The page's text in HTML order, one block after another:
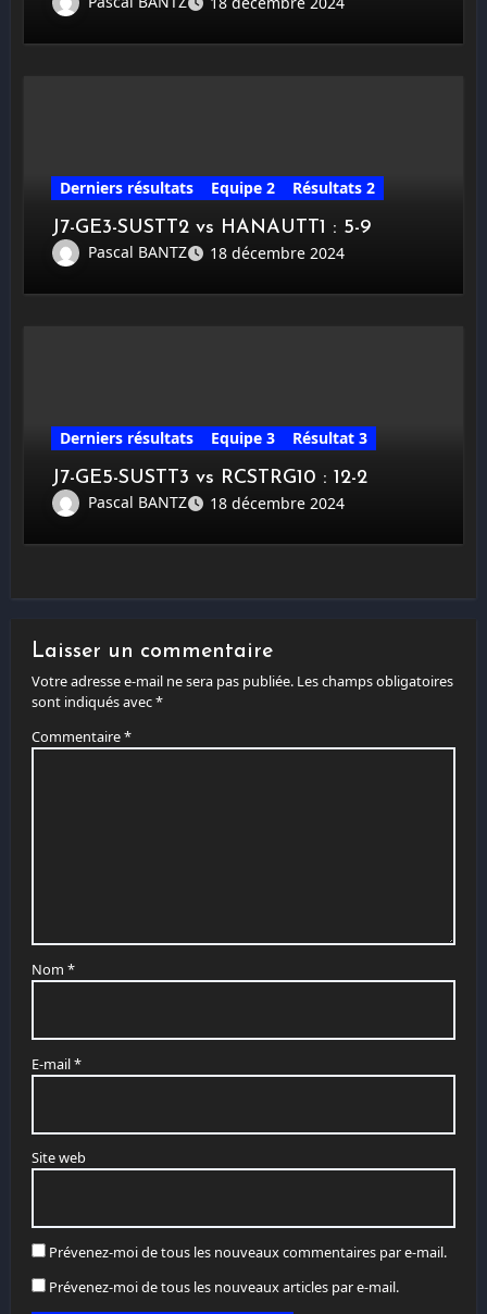
Derniers résultats Equipe 2
Résultats 2
J7-GE3-SUSTT2 vs HANAUTT1 : 5-9
Pascal BANTZ
18 décembre 2024
Derniers résultats Equipe 3
Résultat 3
J7-GE5-SUSTT3 vs RCSTRG10 : 12-2
Pascal BANTZ
18 décembre 2024
Laisser un commentaire
Votre adresse e-mail ne sera pas publiée. Les champs obligatoires
sont indiqués avec*
Commentaire*
Nom *
E-mail*
Site web
Prévenez-moi de tous les nouveaux commentaires par e-mail.
Prévenez-moi de tous les nouveaux articles par e-mail.